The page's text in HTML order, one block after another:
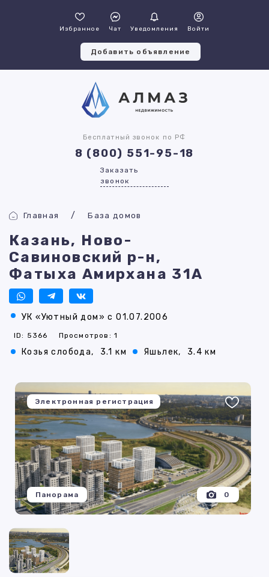
Избранное Чат Уведомления Войти
Добавить объявление
Бесплатный звонок по РФ
8 (800) 551-95-18
Заказать
звонок
Главная База домов
Казань, Ново-
Савиновский р-н,
Фатыха Амирхана 31А
УК «Уютный дом» с 01.07.2006
ID: 5366 Просмотров: 1
Козья слобода, 3.1 км Яшьлек, 3.4 км
Электронная регистрация
0
Панорама